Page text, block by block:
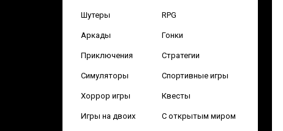
Шутеры RPG
Аркады Гонки
Приключения Стратегии
Симуляторы Спортивные игры
Хоррор игры Квесты
Игры на двоих С открытым миром